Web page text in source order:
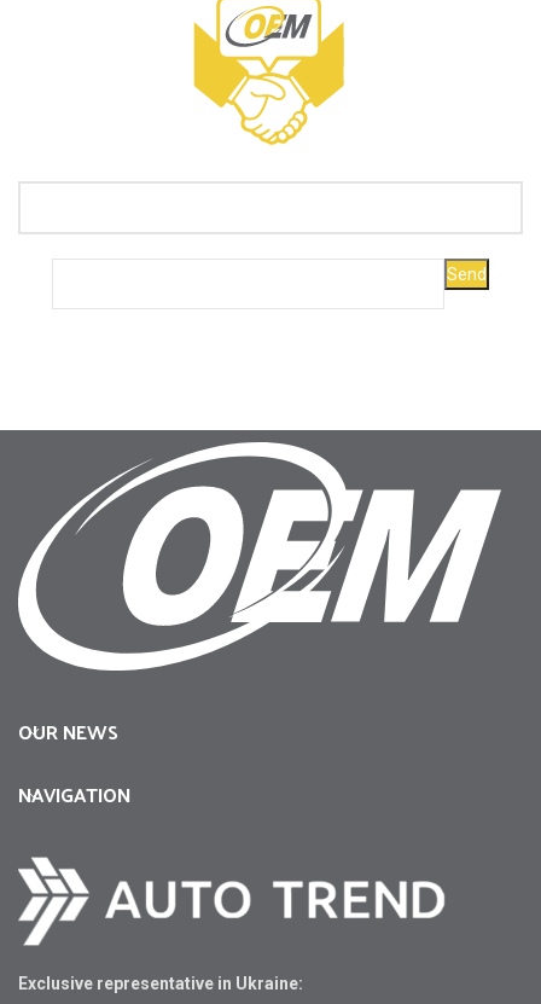
OUR NEWS
NAVIGATION
Exclusive representative in Ukraine: